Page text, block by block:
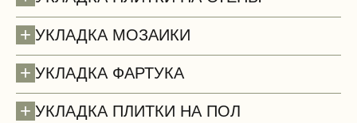
+ УКЛАДКА МОЗАИКИ
+ УКЛАДКА ФАРТУКА
+ УКЛАДКА ПЛИТКИ НА ПОЛ